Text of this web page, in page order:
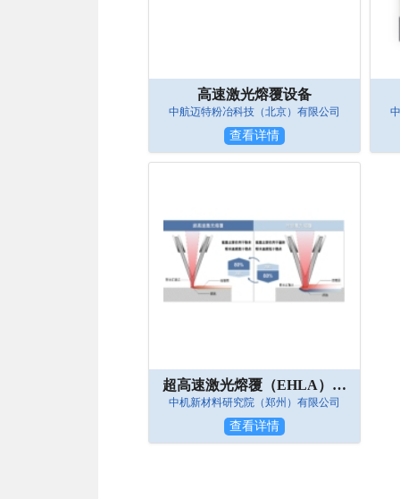
高速激光熔覆设备
中航迈特粉冶科技（北京）有限公司
查看详情
超高速激光熔覆（EHLA）成套设备
中机新材料研究院（郑州）有限公司
查看详情